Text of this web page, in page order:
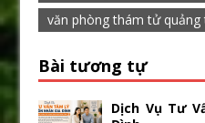
văn phòng thám tử quảng
Bài tương tự
Dịch Vụ Tư